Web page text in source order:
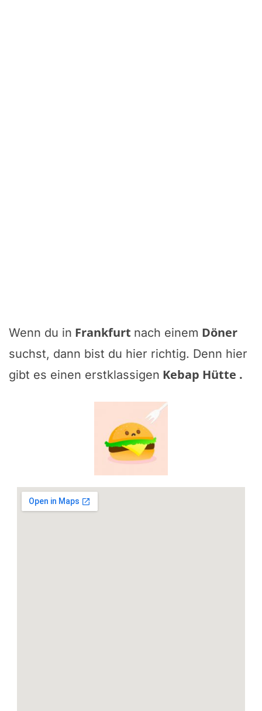
Wenn du in Frankfurt nach einem Döner
suchst, dann bist du hier richtig. Denn hier
gibt es einen erstklassigen Kebap Hütte .